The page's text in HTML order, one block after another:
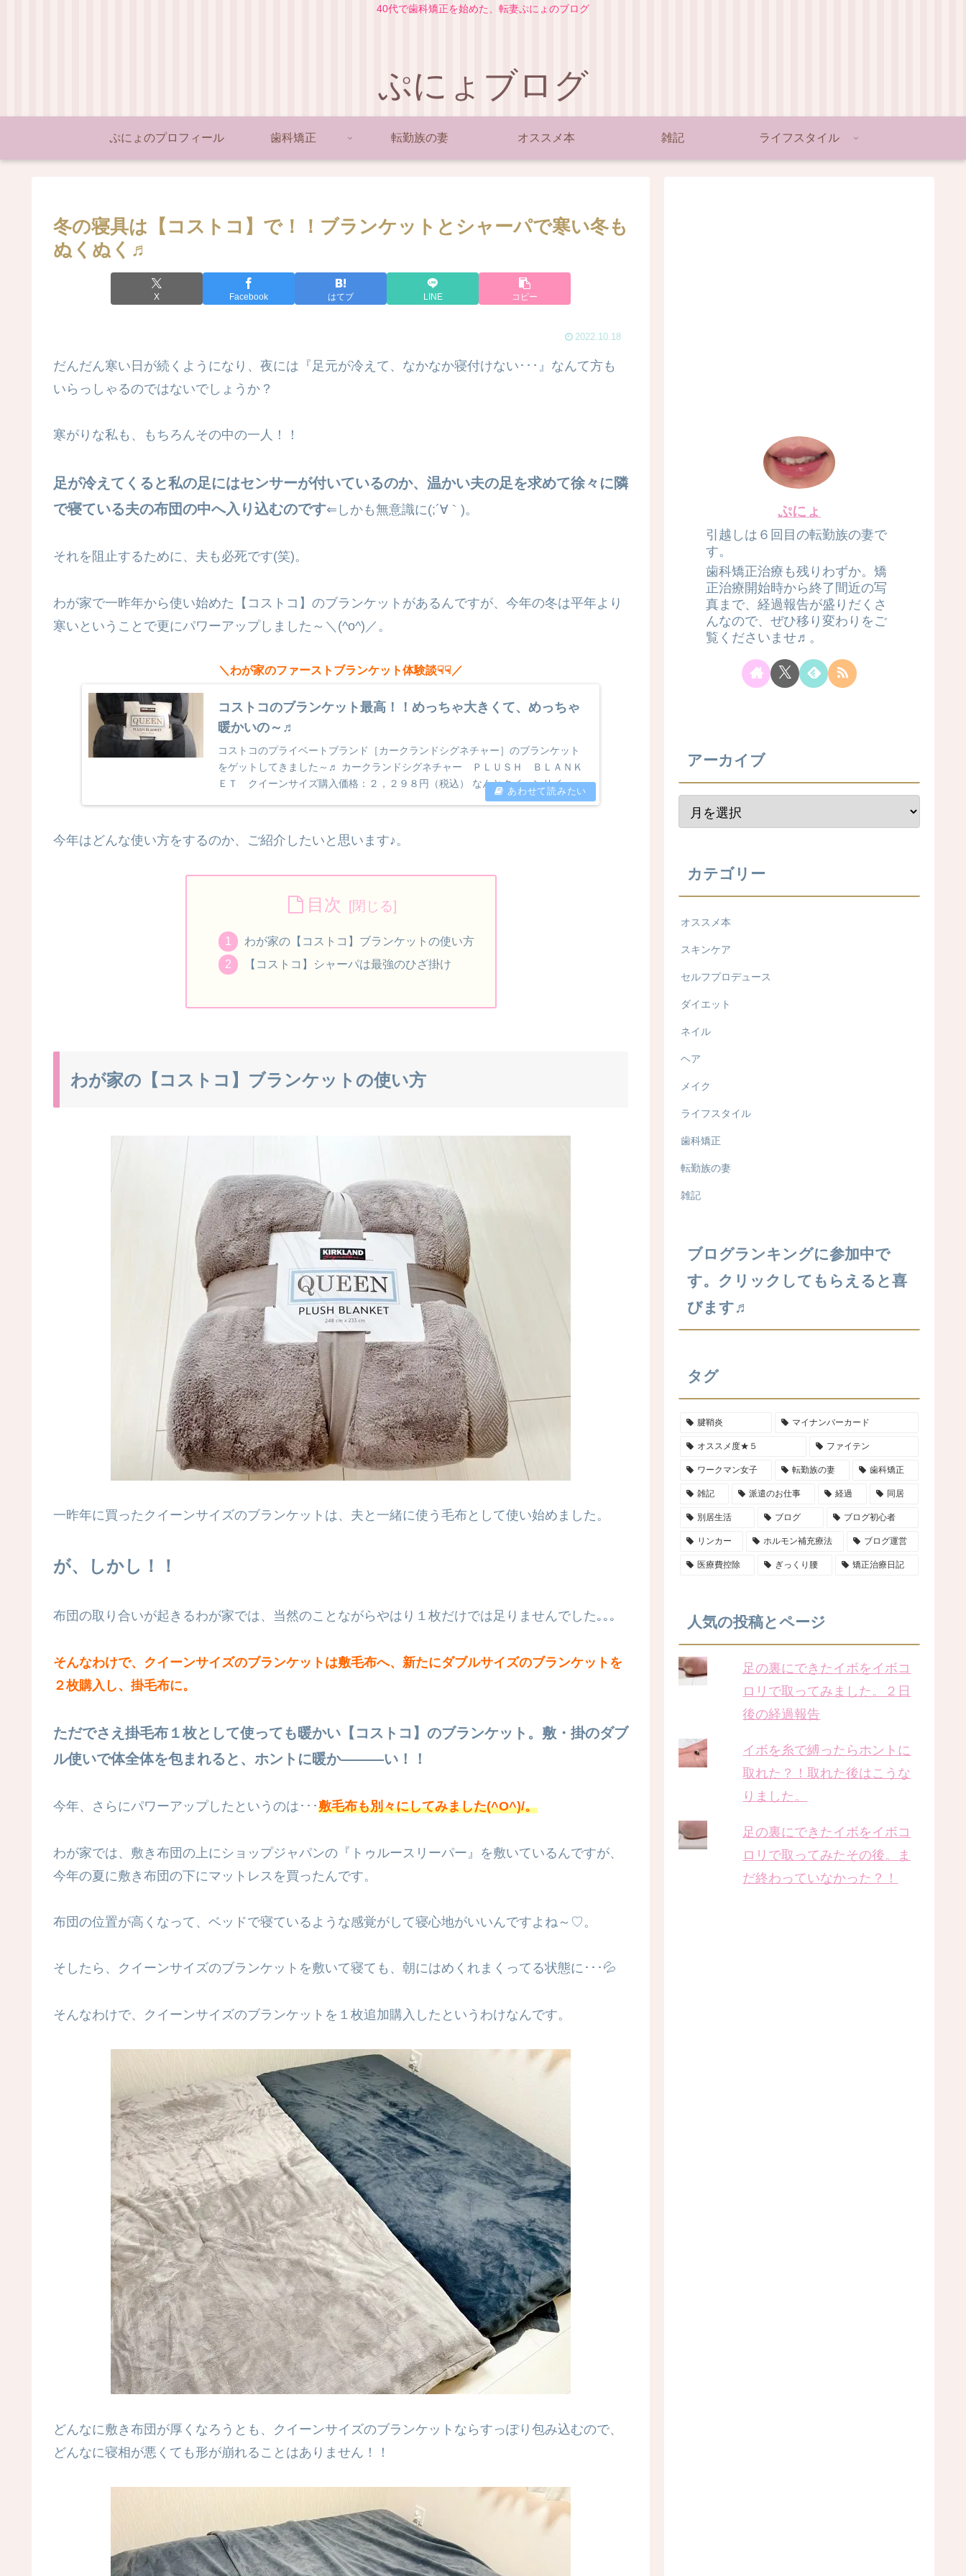
40代で歯科矯正を始めた、転妻ぷにょのブログ
ぷにょブログ
ぷにょのプロフィール 歯科矯正 転勤族の妻 オススメ本 雑記 ライフスタイル
冬の寝具は【コストコ】で！！ブランケットとシャーパで寒い冬も
ぬくぬく♬
X Facebook はてブ LINE コピー
2022.10.18
だんだん寒い日が続くようになり、夜には『足元が冷えて、なかなか寝付けない･･･』なんて方も
いらっしゃるのではないでしょうか？
寒がりな私も、もちろんその中の一人！！
足が冷えてくると私の足にはセンサーが付いているのか、温かい夫の足を求めて徐々に隣
で寝ている夫の布団の中へ入り込むのです⇐しかも無意識に(;´∀｀)。
それを阻止するために、夫も必死です(笑)。
わが家で一昨年から使い始めた【コストコ】のブランケットがあるんですが、今年の冬は平年より
寒いということで更にパワーアップしました～＼(^o^)／。
＼わが家のファーストブランケット体験談☟☟／
コストコのブランケット最高！！めっちゃ大きくて、めっちゃ
暖かいの～♬
コストコのプライベートブランド［カークランドシグネチャー］のブランケット
をゲットしてきました～♬ カークランドシグネチャー ＰＬＵＳＨ ＢＬＡＮＫ
ＥＴ クイーンサイズ購入価格：２，２９８円（税込） なんとクイーンサイ
今年はどんな使い方をするのか、ご紹介したいと思います♪。
目次
わが家の【コストコ】ブランケットの使い方
【コストコ】シャーパは最強のひざ掛け
わが家の【コストコ】ブランケットの使い方
一昨年に買ったクイーンサイズのブランケットは、夫と一緒に使う毛布として使い始めました。
が、しかし！！
布団の取り合いが起きるわが家では、当然のことながらやはり１枚だけでは足りませんでした｡｡｡
そんなわけで、クイーンサイズのブランケットは敷毛布へ、新たにダブルサイズのブランケットを
２枚購入し、掛毛布に。
ただでさえ掛毛布１枚として使っても暖かい【コストコ】のブランケット。敷・掛のダブ
ル使いで体全体を包まれると、ホントに暖か―――い！！
今年、さらにパワーアップしたというのは･･･敷毛布も別々にしてみました(^O^)/。
わが家では、敷き布団の上にショップジャパンの『トゥルースリーパー』を敷いているんですが、
今年の夏に敷き布団の下にマットレスを買ったんです。
布団の位置が高くなって、ベッドで寝ているような感覚がして寝心地がいいんですよね～♡。
そしたら、クイーンサイズのブランケットを敷いて寝ても、朝にはめくれまくってる状態に･･･💦
そんなわけで、クイーンサイズのブランケットを１枚追加購入したというわけなんです。
どんなに敷き布団が厚くなろうとも、クイーンサイズのブランケットならすっぽり包み込むので、
どんなに寝相が悪くても形が崩れることはありません！！
ぷにょ
引越しは６回目の転勤族の妻で
す。
歯科矯正治療も残りわずか。矯
正治療開始時から終了間近の写
真まで、経過報告が盛りだくさ
んなので、ぜひ移り変わりをご
覧くださいませ♬。
アーカイブ
カテゴリー
オススメ本
スキンケア
セルフプロデュース
ダイエット
ネイル
ヘア
メイク
ライフスタイル
歯科矯正
転勤族の妻
雑記
ブログランキングに参加中で
す。クリックしてもらえると喜
びます♬
タグ
腱鞘炎 マイナンバーカード
オススメ度★５ ファイテン
ワークマン女子 転勤族の妻 歯科矯正
雑記 派遣のお仕事 経過 同居
別居生活 ブログ ブログ初心者
リンカー ホルモン補充療法 ブログ運営
医療費控除 ぎっくり腰 矯正治療日記
人気の投稿とページ
足の裏にできたイボをイボコ
ロリで取ってみました。２日
後の経過報告
イボを糸で縛ったらホントに
取れた？！取れた後はこうな
りました。
足の裏にできたイボをイボコ
ロリで取ってみたその後。ま
だ終わっていなかった？！